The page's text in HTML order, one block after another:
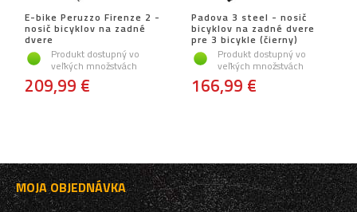
E-bike Peruzzo Firenze 2 -
nosič bicyklov na zadné
dvere
Produkt dostupný vo
veľkých množstvách
209,99 €
Padova 3 steel - nosič
bicyklov na zadné dvere
pre 3 bicykle (čierny)
Produkt dostupný vo
veľkých množstvách
166,99 €
MOJA OBJEDNÁVKA